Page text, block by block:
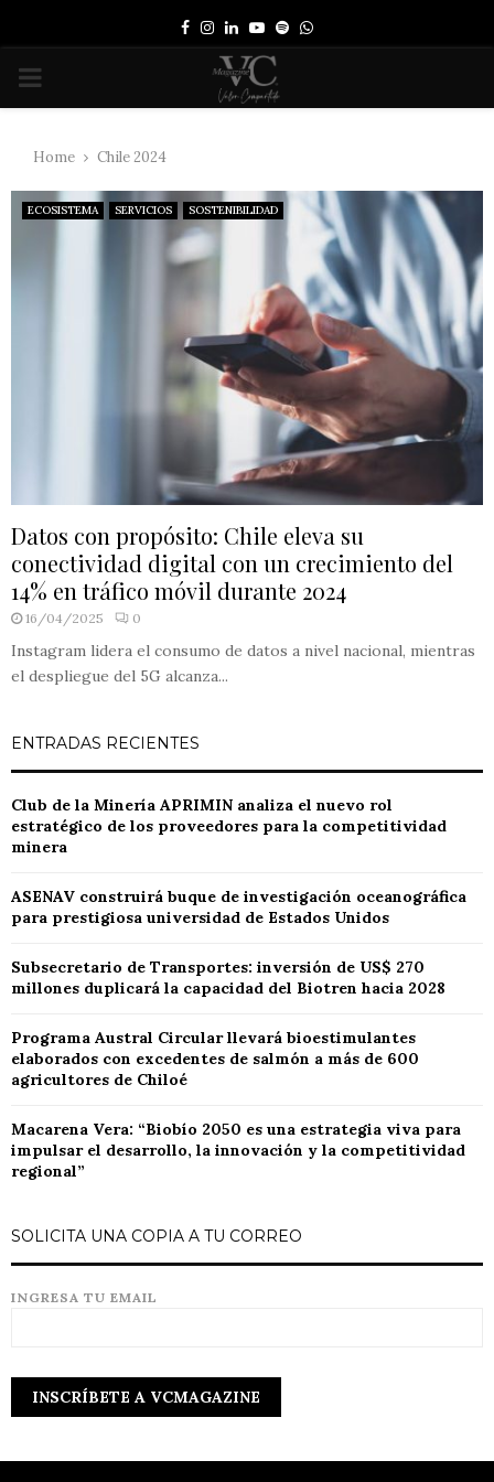
Facebook
Instagram
LinkedinYoutube
SpotifyWhatsapp
PRIMARY
Home Chile 2024
ECOSISTEMA SERVICIOS SOSTENIBILIDAD
Datos con propósito: Chile eleva su
conectividad digital con un crecimiento del
14% en tráfico móvil durante 2024
16/04/2025 0
Instagram lidera el consumo de datos a nivel nacional, mientras
el despliegue del 5G alcanza...
ENTRADAS RECIENTES
Club de la Minería APRIMIN analiza el nuevo rol
estratégico de los proveedores para la competitividad
minera
ASENAV construirá buque de investigación oceanográfica
para prestigiosa universidad de Estados Unidos
Subsecretario de Transportes: inversión de US$ 270
millones duplicará la capacidad del Biotren hacia 2028
Programa Austral Circular llevará bioestimulantes
elaborados con excedentes de salmón a más de 600
agricultores de Chiloé
Macarena Vera: “Biobío 2050 es una estrategia viva para
impulsar el desarrollo, la innovación y la competitividad
regional”
SOLICITA UNA COPIA A TU CORREO
INGRESA TU EMAIL